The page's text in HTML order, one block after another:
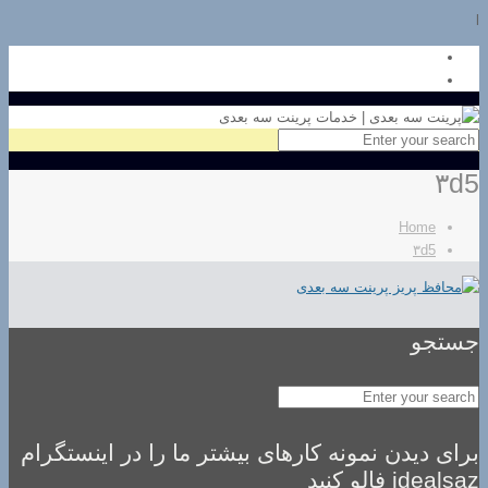
۳d5
Home
۳d5
جستجو
برای دیدن نمونه کارهای بیشتر ما را در اینستگرام
idealsaz فالو کنید